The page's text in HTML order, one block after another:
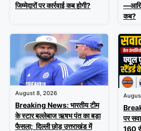
जिम्मेदारों पर कार्रवाई कब होगी?
—आखिर
कब?
August 8, 2026
Breaking News: भारतीय टीम
के स्टार बल्लेबाज ऋषभ पंत का बड़ा
फैसला; दिल्ली छोड़ उत्तराखंड में
पर
160